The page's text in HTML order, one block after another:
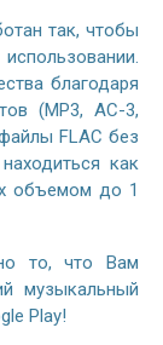
так, чтобы
благодаря
(MP3, AC-3,
FLAC без
как
объемом до 1
то, что Вам
музыкальный
Play!